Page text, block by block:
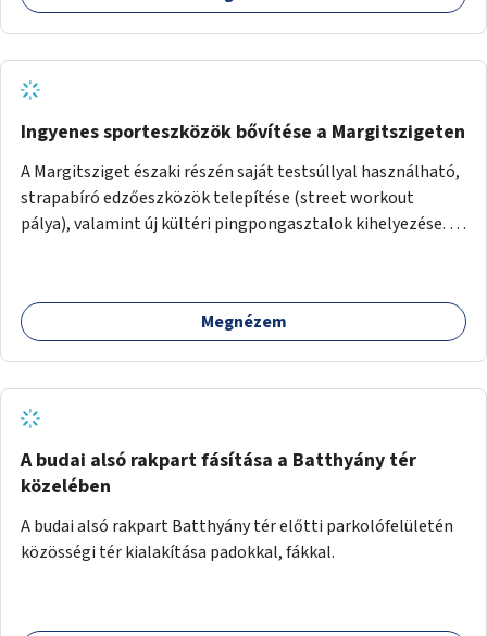
Ingyenes sporteszközök bővítése a Margitszigeten
A Margitsziget északi részén saját testsúllyal használható,
strapabíró edzőeszközök telepítése (street workout
pálya), valamint új kültéri pingpongasztalok kihelyezése. A
népszerű, ingyenes sportolási lehetőség válna elérhetővé a
sziget északi felén, ahol jelenleg egyetlen asztal sem
Megnézem
A budai alsó rakpart fásítása a Batthyány tér
közelében
A budai alsó rakpart Batthyány tér előtti parkolófelületén
közösségi tér kialakítása padokkal, fákkal.